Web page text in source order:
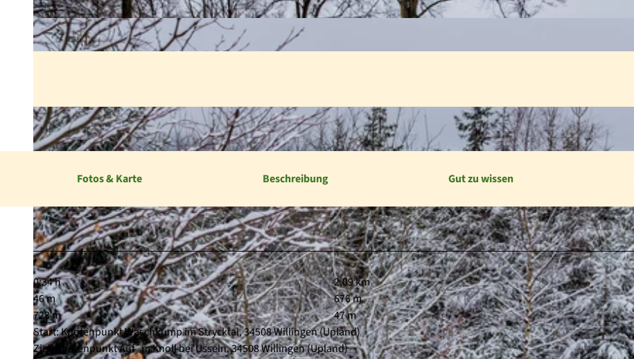
Fotos & Karte Beschreibung Gut zu wissen
0:34 h
2,09 km
46 m
676 m
723 m
47 m
Start: Knotenpunkt Waschkump im Strycktal, 34508 Willingen (Upland)
Ziel: Knotenpunkt Auf´m Knoll bei Usseln, 34508 Willingen (Upland)